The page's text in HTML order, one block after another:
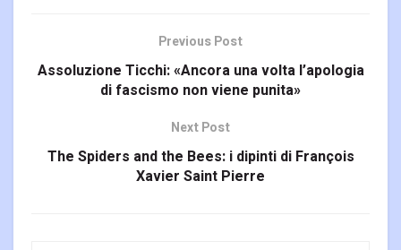
Previous Post
Assoluzione Ticchi: «Ancora una volta l’apologia
di fascismo non viene punita»
Next Post
The Spiders and the Bees: i dipinti di François
Xavier Saint Pierre